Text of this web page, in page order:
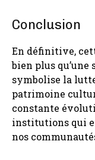
Conclusion
En définitive,
bien plus
symbolise la
patrimoine
constante
institutions qui
nos